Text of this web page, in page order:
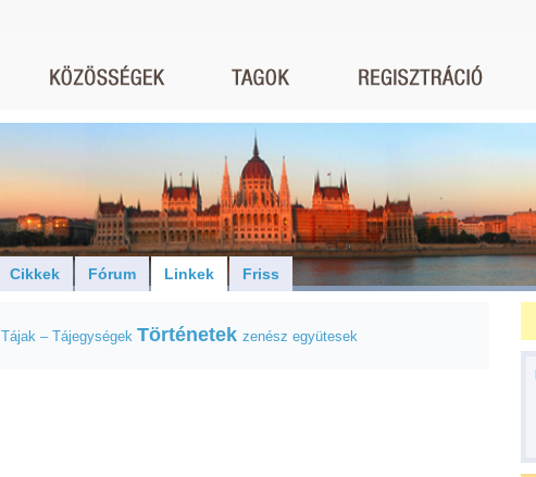
Cikkek Fórum Linkek Friss
Tájak – Tájegységek Történetek zenész együtesek